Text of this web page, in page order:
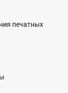
печатных